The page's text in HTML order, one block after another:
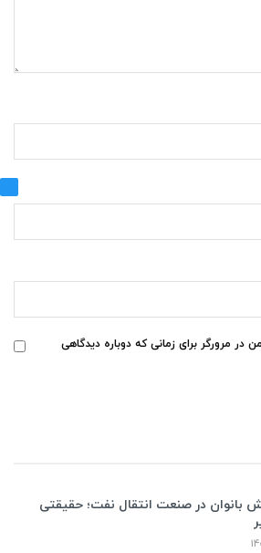
در مرورگر برای زمانی که دوباره دیدگاهی
بانوان در صنعت انتقال نفت؛ حقیقتی